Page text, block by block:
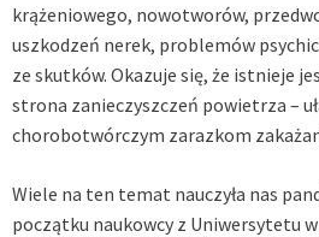
krążeniowego, nowotworów,
uszkodzeń nerek, problemów
ze skutków. Okazuje się, że istnieje
strona zanieczyszczeń powietrza –
chorobotwórczym zarazkom
Wiele na ten temat nauczyła nas
początku naukowcy z Uniwersytetu